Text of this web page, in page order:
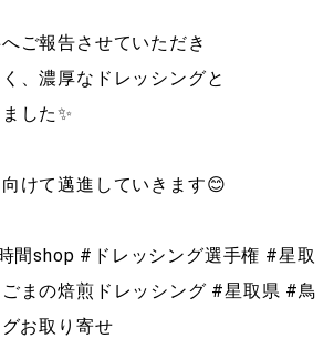
ご報告させていただき
、濃厚なドレッシングと
した✨
けて邁進していきます😊
間shop #ドレッシング選手権 #星取
まの焙煎ドレッシング #星取県 #鳥
お取り寄せ